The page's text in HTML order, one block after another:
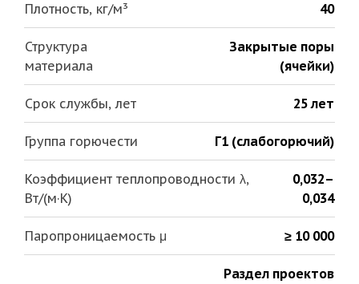
Плотность, кг/м³ 40
Структура
материала
Закрытые поры
(ячейки)
Срок службы, лет 25 лет
Группа горючести Г1 (слабогорючий)
Коэффициент теплопроводности λ,
Вт/(м·К)
0,032–
0,034
Паропроницаемость μ ≥ 10 000
Раздел проектов